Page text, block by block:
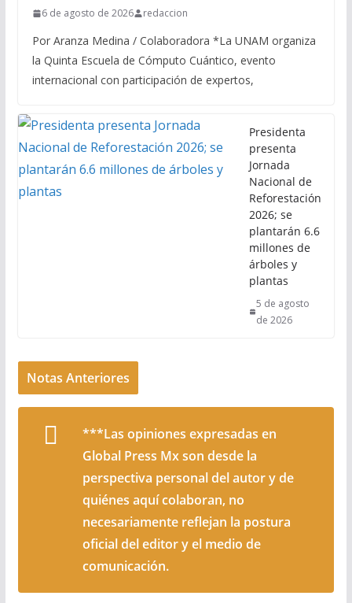
6 de agosto de 2026 redaccion
Por Aranza Medina / Colaboradora *La UNAM organiza
la Quinta Escuela de Cómputo Cuántico, evento
internacional con participación de expertos,
Presidenta
presenta
Jornada
Nacional de
Reforestación
2026; se
plantarán 6.6
millones de
árboles y
plantas
5 de agosto
de 2026
Notas Anteriores
***Las opiniones expresadas en
Global Press Mx son desde la
perspectiva personal del autor y de
quiénes aquí colaboran, no
necesariamente reflejan la postura
oficial del editor y el medio de
comunicación.